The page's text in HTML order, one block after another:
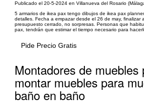
Publicado el 20-5-2024 en Villanueva del Rosario
5 armarios de ikea pax tengo dibujos de ikea pax
detalles. Fecha a empazar desde el 26 de may, finalizar
presupuesto cerrado, no sorpresas. Personas que
pax, tendrán que estimar el tiempo necesario para
Pide Precio Gratis
Montadores de muebles
montar muebles para
baño en baño